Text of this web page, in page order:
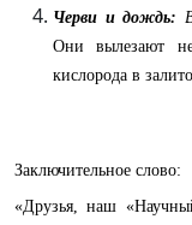
Черви и дождь:
Они вылезают
кислорода в
Заключительное слово:
«Друзья, наш